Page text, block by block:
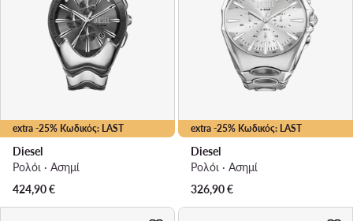
extra -25% Κωδικός: LAST
Diesel
Ρολόι · Ασημί
424,90€
extra -25% Κωδικός: LAST
Diesel
Ρολόι · Ασημί
326,90€